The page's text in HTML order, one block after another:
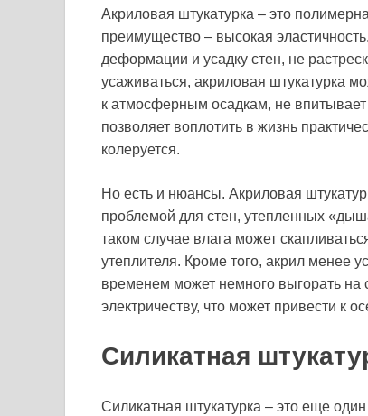
Акриловая штукатурка – это
преимущество – высокая
деформации и усадку стен, не
усаживаться, акриловая штукатурка
к атмосферным осадкам, не впитывает
позволяет воплотить в жизнь
колеруется.
Но есть и нюансы. Акриловая
проблемой для стен, утепленных
таком случае влага может
утеплителя. Кроме того, акрил менее
временем может немного выгорать на
электричеству, что может привести к
Силикатная
Силикатная штукатурка – это еще